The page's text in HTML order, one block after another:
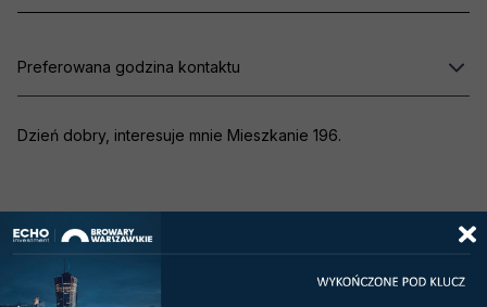
Preferowana godzina kontaktu
Zaznacz wszystkie